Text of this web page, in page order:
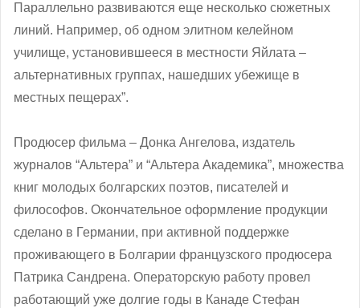
Параллельно развиваются еще несколько сюжетных
линий. Например, об одном элитном келейном
училище, установившееся в местности Яйлата –
альтернативных группах, нашедших убежище в
местных пещерах”.
Продюсер фильма – Донка Ангелова, издатель
журналов “Альтера” и “Альтера Академика”, множества
книг молодых болгарских поэтов, писателей и
философов. Окончательное оформление продукции
сделано в Германии, при активной поддержке
проживающего в Болгарии французского продюсера
Патрика Сандрена. Операторскую работу провел
работающий уже долгие годы в Канаде Стефан